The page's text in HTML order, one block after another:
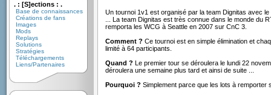
. : [S]ections : .
Base de connaissances
Créations de fans
Images
Mods
Replays
Solutions
Stratégies
Téléchargements
Liens/Partenaires
Un tournoi 1v1 est organisé par la team Dignitas avec
... La team Dignitas est très connue dans le monde du
remporta les WCG à Seattle en 2007 sur CnC 3.
Comment ? Ce tournoi est en simple élimination et
limité à 64 participants.
Quand ? Le premier tour se déroulera le lundi 22
déroulera une semaine plus tard et ainsi de suite ...
Pourquoi ? Simplement parce que les lots à